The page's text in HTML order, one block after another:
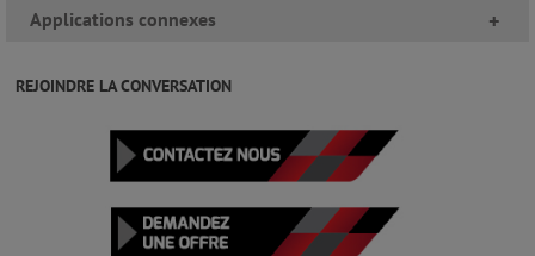
Applications connexes +
REJOINDRE LA CONVERSATION